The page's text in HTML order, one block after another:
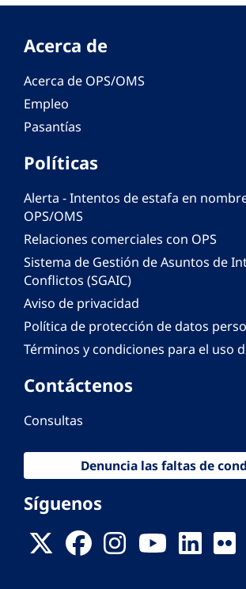
Acerca de
Acerca de OPS/OMS
Empleo
Pasantías
Políticas
Alerta - Intentos de estafa en
OPS/OMS
Relaciones comerciales con OPS
Sistema de Gestión de Asuntos de
Conflictos (SGAIC)
Aviso de privacidad
Política de protección de datos
Términos y condiciones para el uso
Contáctenos
Consultas
Denuncia las faltas de
Síguenos